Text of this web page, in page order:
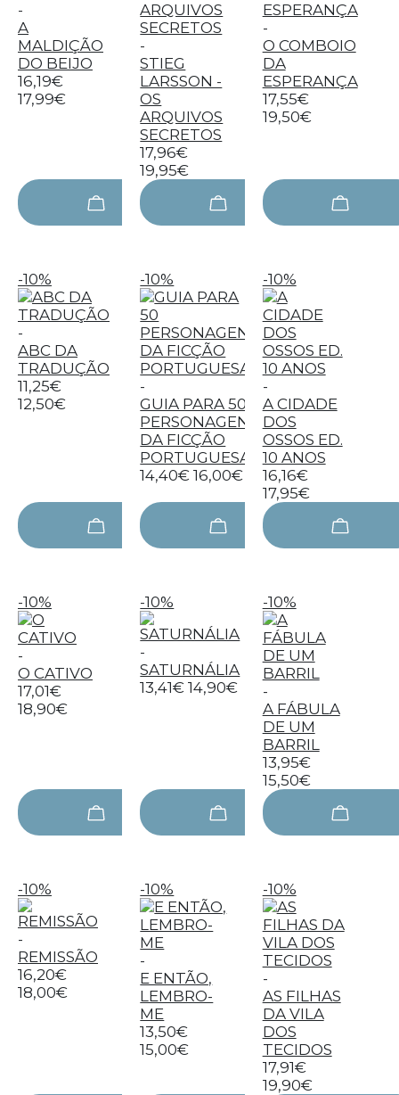
-
A
MALDIÇÃO
DO BEIJO
16,19€
17,99€
-
STIEG
LARSSON -
OS
ARQUIVOS
SECRETOS
17,96€
19,95€
-
O COMBOIO
DA
ESPERANÇA
17,55€
19,50€
-10%
-
ABC DA
TRADUÇÃO
11,25€
12,50€
-10%
-
GUIA PARA 50
PERSONAGENS
DA FICÇÃO
PORTUGUESA
14,40€ 16,00€
-10%
-
A CIDADE
DOS
OSSOS ED.
10 ANOS
16,16€
17,95€
-10%
-
O CATIVO
17,01€
18,90€
-10%
-
SATURNÁLIA
13,41€ 14,90€
-10%
-
A FÁBULA
DE UM
BARRIL
13,95€
15,50€
-10%
-
REMISSÃO
16,20€
18,00€
-10%
-
E ENTÃO,
LEMBRO-
ME
13,50€
15,00€
-10%
-
AS FILHAS
DA VILA
DOS
TECIDOS
17,91€
19,90€